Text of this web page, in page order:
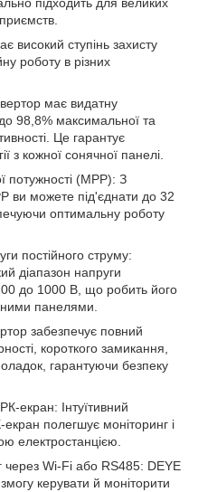
підходить для великих
високий ступінь захисту
роботу в різних
має видатну
98,8% максимальної та
Це гарантує
з кожної сонячної панелі.
потужності (MPP): З
ви можете під'єднати до 32
оптимальну роботу
постійного струму:
діапазон напруги
до 1000 В, що робить його
панелями.
забезпечує повний
короткого замикання,
гарантуючи безпеку
екран: Інтуїтивний
полегшує моніторинг і
електростанцією.
через Wi-Fi або RS485: DEYE
керувати й моніторити